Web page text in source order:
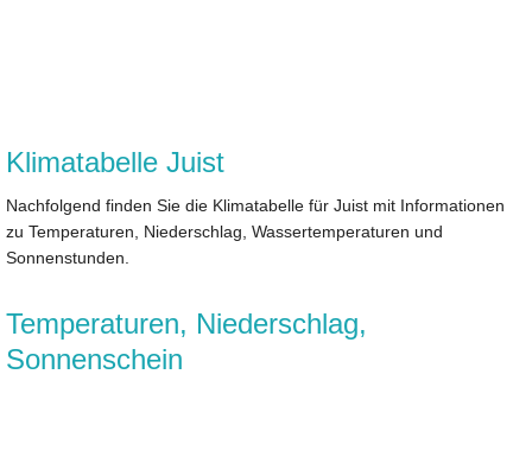
Klimatabelle Juist
Nachfolgend finden Sie die Klimatabelle für Juist mit Informationen
zu Temperaturen, Niederschlag, Wassertemperaturen und
Sonnenstunden.
Temperaturen, Niederschlag,
Sonnenschein